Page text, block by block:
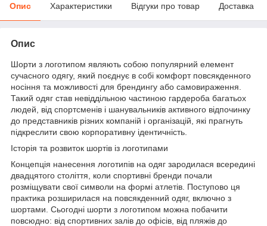
Опис Характеристики Відгуки про товар Доставка
Опис
Шорти з логотипом являють собою популярний елемент
сучасного одягу, який поєднує в собі комфорт повсякденного
носіння та можливості для брендингу або самовираження.
Такий одяг став невіддільною частиною гардероба багатьох
людей, від спортсменів і шанувальників активного відпочинку
до представників різних компаній і організацій, які прагнуть
підкреслити свою корпоративну ідентичність.
Історія та розвиток шортів із логотипами
Концепція нанесення логотипів на одяг зародилася всередині
двадцятого століття, коли спортивні бренди почали
розміщувати свої символи на формі атлетів. Поступово ця
практика розширилася на повсякденний одяг, включно з
шортами. Сьогодні шорти з логотипом можна побачити
повсюдно: від спортивних залів до офісів, від пляжів до